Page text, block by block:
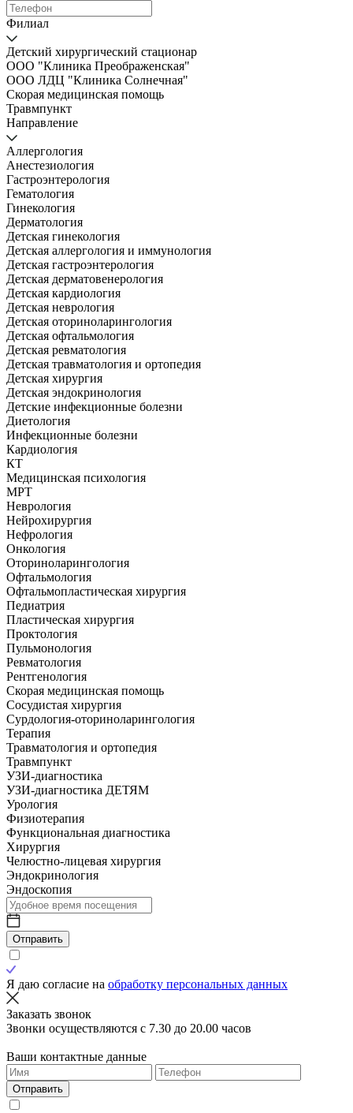
Филиал
Детский хирургический стационар
ООО "Клиника Преображенская"
ООО ЛДЦ "Клиника Солнечная"
Скорая медицинская помощь
Травмпункт
Направление
Аллергология
Анестезиология
Гастроэнтерология
Гематология
Гинекология
Дерматология
Детская гинекология
Детская аллергология и иммунология
Детская гастроэнтерология
Детская дерматовенерология
Детская кардиология
Детская неврология
Детская оториноларингология
Детская офтальмология
Детская ревматология
Детская травматология и ортопедия
Детская хирургия
Детская эндокринология
Детские инфекционные болезни
Диетология
Инфекционные болезни
Кардиология
КТ
Медицинская психология
МРТ
Неврология
Нейрохирургия
Нефрология
Онкология
Оториноларингология
Офтальмология
Офтальмопластическая хирургия
Педиатрия
Пластическая хирургия
Проктология
Пульмонология
Ревматология
Рентгенология
Скорая медицинская помощь
Сосудистая хирургия
Сурдология-оториноларингология
Терапия
Травматология и ортопедия
Травмпункт
УЗИ-диагностика
УЗИ-диагностика ДЕТЯМ
Урология
Физиотерапия
Функциональная диагностика
Хирургия
Челюстно-лицевая хирургия
Эндокринология
Эндоскопия
Отправить
Я даю согласие на обработку персональных данных
Заказать звонок
Звонки осуществляются с 7.30 до 20.00 часов
Ваши контактные данные
Отправить